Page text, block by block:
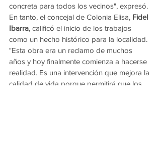
concreta para todos los vecinos", expresó.
En tanto, el concejal de Colonia Elisa, Fidel
Ibarra, calificó el inicio de los trabajos
como un hecho histórico para la localidad.
"Esta obra era un reclamo de muchos
años y hoy finalmente comienza a hacerse
realidad. Es una intervención que mejora la
calidad de vida porque permitirá que los